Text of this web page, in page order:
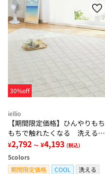
30%off
iellio
【期間限定価格】ひんやりもち
もちで触れたくなる 洗えるラ
グ＜低反発・滑りにくい・接触
冷感・防ダニ・カーペット＞
¥2,792 ～ ¥4,193 (税込)
5colors
期間限定価格
COOL
洗える